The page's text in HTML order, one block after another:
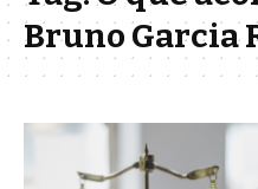
Bruno Garcia